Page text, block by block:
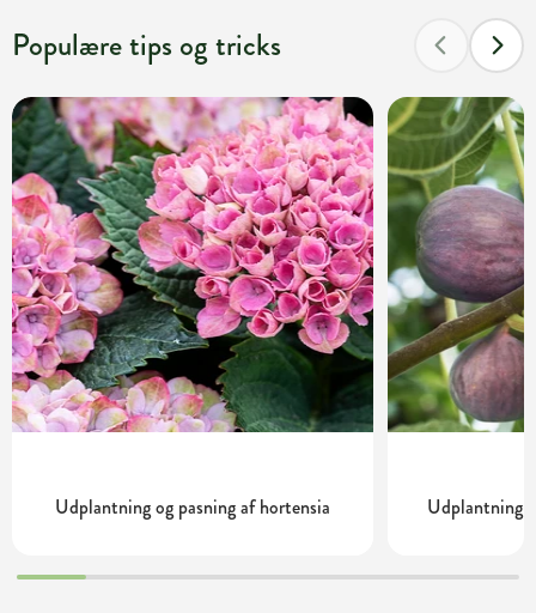
Populære tips og tricks
Udplantning og pasning af hortensia Udplantning